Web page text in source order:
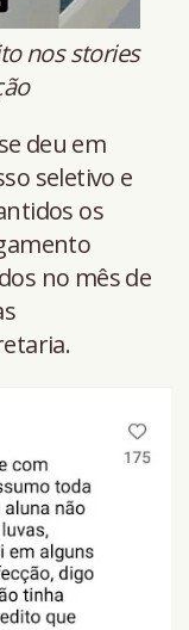
nos stories
deu em
seletivo e
os
no mês de